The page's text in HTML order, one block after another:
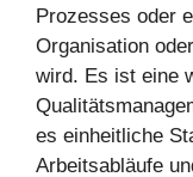
Prozesses oder
Organisation
wird. Es ist eine
es einheitliche
Arbeitsabläufe